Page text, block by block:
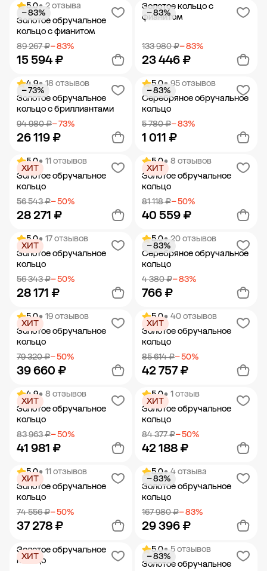
Добавить в корзину Добавить в корзину
5.0• 2 отзыва
Золотое обручальное
кольцо с фианитом
89 267 ₽− 83%
15 594 ₽
− 83%
Добавить в корзину
Золотое кольцо с
фианитом
133 980 ₽− 83%
23 446 ₽
− 83%
Добавить в корзину
4.9• 18 отзывов
Золотое обручальное
кольцо с бриллиантами
94 980 ₽− 73%
26 119 ₽
− 73%
Добавить в корзину
5.0• 95 отзывов
Серебряное обручальное
кольцо
5 780 ₽− 83%
1 011 ₽
− 83%
Добавить в корзину
5.0• 11 отзывов
Золотое обручальное
кольцо
56 543 ₽− 50%
28 271 ₽
ХИТ
Добавить в корзину
5.0• 8 отзывов
Золотое обручальное
кольцо
81 118 ₽− 50%
40 559 ₽
ХИТ
Добавить в корзину
5.0• 17 отзывов
Золотое обручальное
кольцо
56 343 ₽− 50%
28 171 ₽
ХИТ
Добавить в корзину
5.0• 20 отзывов
Серебряное обручальное
кольцо
4 380 ₽− 83%
766 ₽
− 83%
Добавить в корзину
5.0• 19 отзывов
Золотое обручальное
кольцо
79 320 ₽− 50%
39 660 ₽
ХИТ
Добавить в корзину
5.0• 40 отзывов
Золотое обручальное
кольцо
85 614 ₽− 50%
42 757 ₽
ХИТ
Добавить в корзину
4.9• 8 отзывов
Золотое обручальное
кольцо
83 963 ₽− 50%
41 981 ₽
ХИТ
Добавить в корзину
5.0• 1 отзыв
Золотое обручальное
кольцо
84 377 ₽− 50%
42 188 ₽
ХИТ
Добавить в корзину
5.0• 11 отзывов
Золотое обручальное
кольцо
74 556 ₽− 50%
37 278 ₽
ХИТ
Добавить в корзину
5.0• 4 отзыва
Золотое обручальное
кольцо
167 980 ₽− 83%
29 396 ₽
− 83%
Добавить в корзину
Золотое обручальное
кольцо
ХИТ
5.0• 5 отзывов
Золотое обручальное
− 83%